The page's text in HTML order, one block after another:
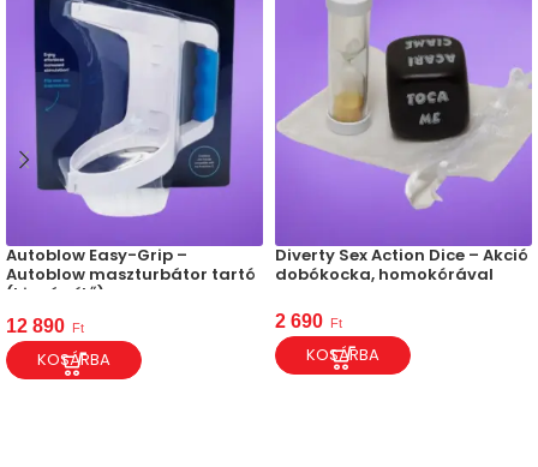
Autoblow Easy-Grip –
Autoblow maszturbátor tartó
(kiegészítő)
12 890 Ft
KOSÁRBA
Diverty Sex Action Dice – Akció
dobókocka, homokórával
2 690 Ft
KOSÁRBA